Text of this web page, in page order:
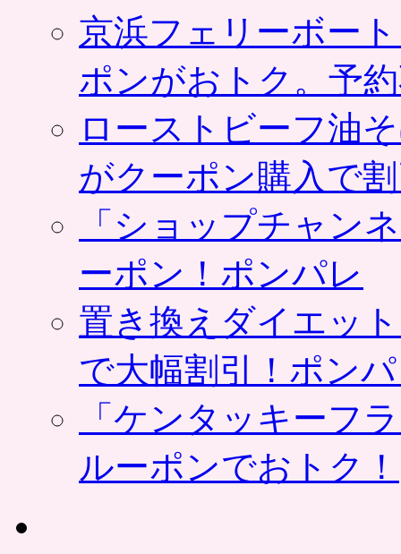
京浜フェリーボー
ポンがおトク。予
ローストビーフ油
がクーポン購入で
「ショップチャン
ーポン！ポンパレ
置き換えダイエッ
で大幅割引！ポン
「ケンタッキーフ
ルーポンでおトク！